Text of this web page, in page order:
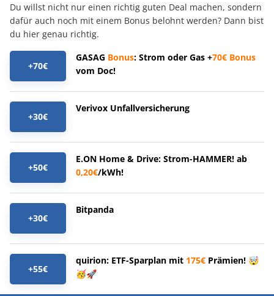
Du willst nicht nur einen richtig guten Deal machen, sondern
dafür auch noch mit einem Bonus belohnt werden? Dann bist
du hier genau richtig.
+70€
GASAG Bonus: Strom oder Gas +70€ Bonus
vom Doc!
+30€
Verivox Unfallversicherung
+50€
E.ON Home & Drive: Strom-HAMMER! ab
0,20€/kWh!
+30€
Bitpanda
+55€
quirion: ETF-Sparplan mit 175€ Prämien! 🤯
🥳🚀